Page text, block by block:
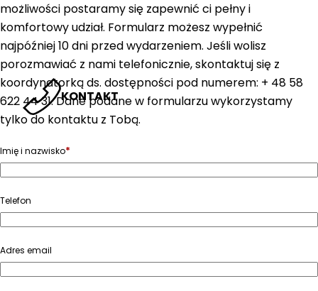
KONTAKT
możliwości postaramy się zapewnić ci pełny i
komfortowy udział. Formularz możesz wypełnić
najpóźniej 10 dni przed wydarzeniem. Jeśli wolisz
porozmawiać z nami telefonicznie, skontaktuj się z
koordynatorką ds. dostępności pod numerem: + 48 58
622 44 31. Dane podane w formularzu wykorzystamy
tylko do kontaktu z Tobą.
Imię i nazwisko*
Telefon
Adres email